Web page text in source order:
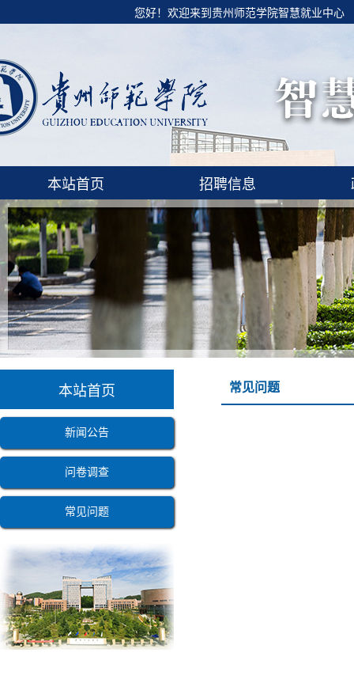
您好！欢迎来到贵州师范学院智慧就业中心
本站首页 招聘信息
本站首页
新闻公告
问卷调查
常见问题
常见问题